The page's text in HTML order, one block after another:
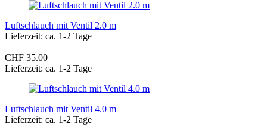
Luftschlauch mit Ventil 2.0 m
Lieferzeit: ca. 1-2 Tage
CHF 35.00
Lieferzeit: ca. 1-2 Tage
Luftschlauch mit Ventil 4.0 m
Lieferzeit: ca. 1-2 Tage